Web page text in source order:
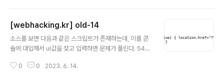
[webhacking.kr] old-14
소스를 보면 다음과 같은 스크립트가 존재하는데, 이를 콘
솔에 대입해서 ul값을 찾고 입력하면 문제가 풀린다. 540
0 0 2023. 6. 14.